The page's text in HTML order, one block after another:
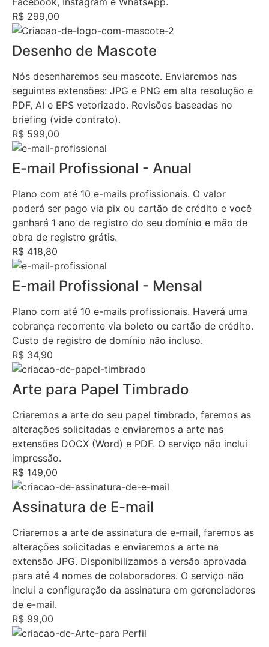
R$ 299,00
Desenho de Mascote
Nós desenharemos seu mascote. Enviaremos nas
seguintes extensões: JPG e PNG em alta resolução e
PDF, AI e EPS vetorizado. Revisões baseadas no
briefing (vide contrato).
R$ 599,00
E-mail Profissional - Anual
Plano com até 10 e-mails profissionais. O valor
poderá ser pago via pix ou cartão de crédito e você
ganhará 1 ano de registro do seu domínio e mão de
obra de registro grátis.
R$ 418,80
E-mail Profissional - Mensal
Plano com até 10 e-mails profissionais. Haverá uma
cobrança recorrente via boleto ou cartão de crédito.
Custo de registro de domínio não incluso.
R$ 34,90
Arte para Papel Timbrado
Criaremos a arte do seu papel timbrado, faremos as
alterações solicitadas e enviaremos a arte nas
extensões DOCX (Word) e PDF. O serviço não inclui
impressão.
R$ 149,00
Assinatura de E-mail
Criaremos a arte de assinatura de e-mail, faremos as
alterações solicitadas e enviaremos a arte na
extensão JPG. Disponibilizamos a versão aprovada
para até 4 nomes de colaboradores. O serviço não
inclui a configuração da assinatura em gerenciadores
de e-mail.
R$ 99,00